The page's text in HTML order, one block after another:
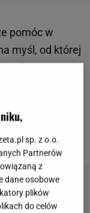
pomóc w
myśl, od której
plany
dietetyczki
zasad
sp. z o.o.
Partnerów
z
dane osobowe
plików
do celów